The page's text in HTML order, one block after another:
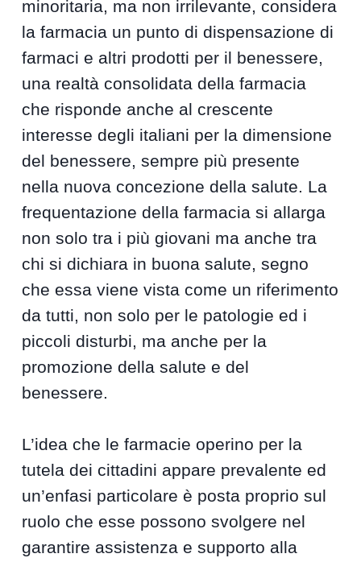
minoritaria, ma non irrilevante, considera
la farmacia un punto di dispensazione di
farmaci e altri prodotti per il benessere,
una realtà consolidata della farmacia
che risponde anche al crescente
interesse degli italiani per la dimensione
del benessere, sempre più presente
nella nuova concezione della salute. La
frequentazione della farmacia si allarga
non solo tra i più giovani ma anche tra
chi si dichiara in buona salute, segno
che essa viene vista come un riferimento
da tutti, non solo per le patologie ed i
piccoli disturbi, ma anche per la
promozione della salute e del
benessere.
L’idea che le farmacie operino per la
tutela dei cittadini appare prevalente ed
un’enfasi particolare è posta proprio sul
ruolo che esse possono svolgere nel
garantire assistenza e supporto alla